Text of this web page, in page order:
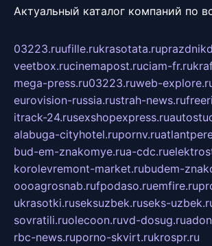
Актуальный каталог компаний по
03223.ruufille.rukrasotata.ru
veetbox.rucinemapost.ruciam-fr.ru
mega-press.ru03223.ruweb-
eurovision-russia.rustrah-news.ru
itrack-24.rusexshopexpress.ru
alabuga-cityhotel.rupornv.ru
bud-em-znakomye.rua-cdc.ru
korolevremont-market.rubudem-
oooagrosnab.rufpodaso.ruemfire.ru
ukrasotki.ruseksuzbek.ruseks-
sovratili.ruolecoon.ruvd-dosug.ru
rbc-news.ruporno-skvirt.rukrospr.ru